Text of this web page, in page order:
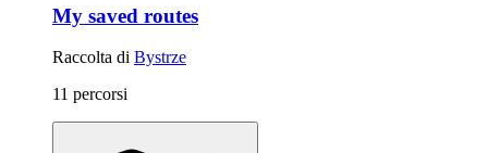
My saved routes
Raccolta di Bystrze
11 percorsi